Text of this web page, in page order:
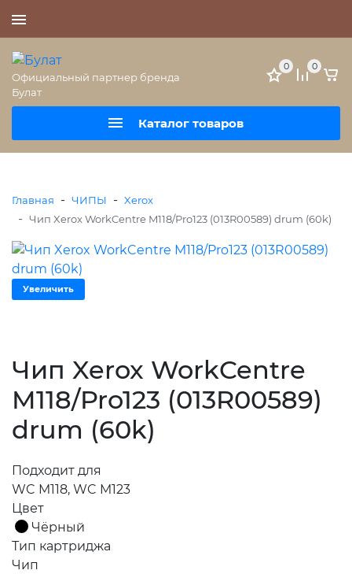
Официальный партнер бренда
Булат
Каталог товаров
0 0
Главная - ЧИПЫ - Xerox
- Чип Xerox WorkCentre M118/Pro123 (013R00589) drum (60k)
Увеличить
Чип Xerox WorkCentre
M118/Pro123 (013R00589)
drum (60k)
Подходит для
WC M118, WC M123
Цвет
Чёрный
Тип картриджа
Чип